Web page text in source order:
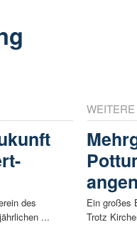
des
...
Ein großes
Trotz